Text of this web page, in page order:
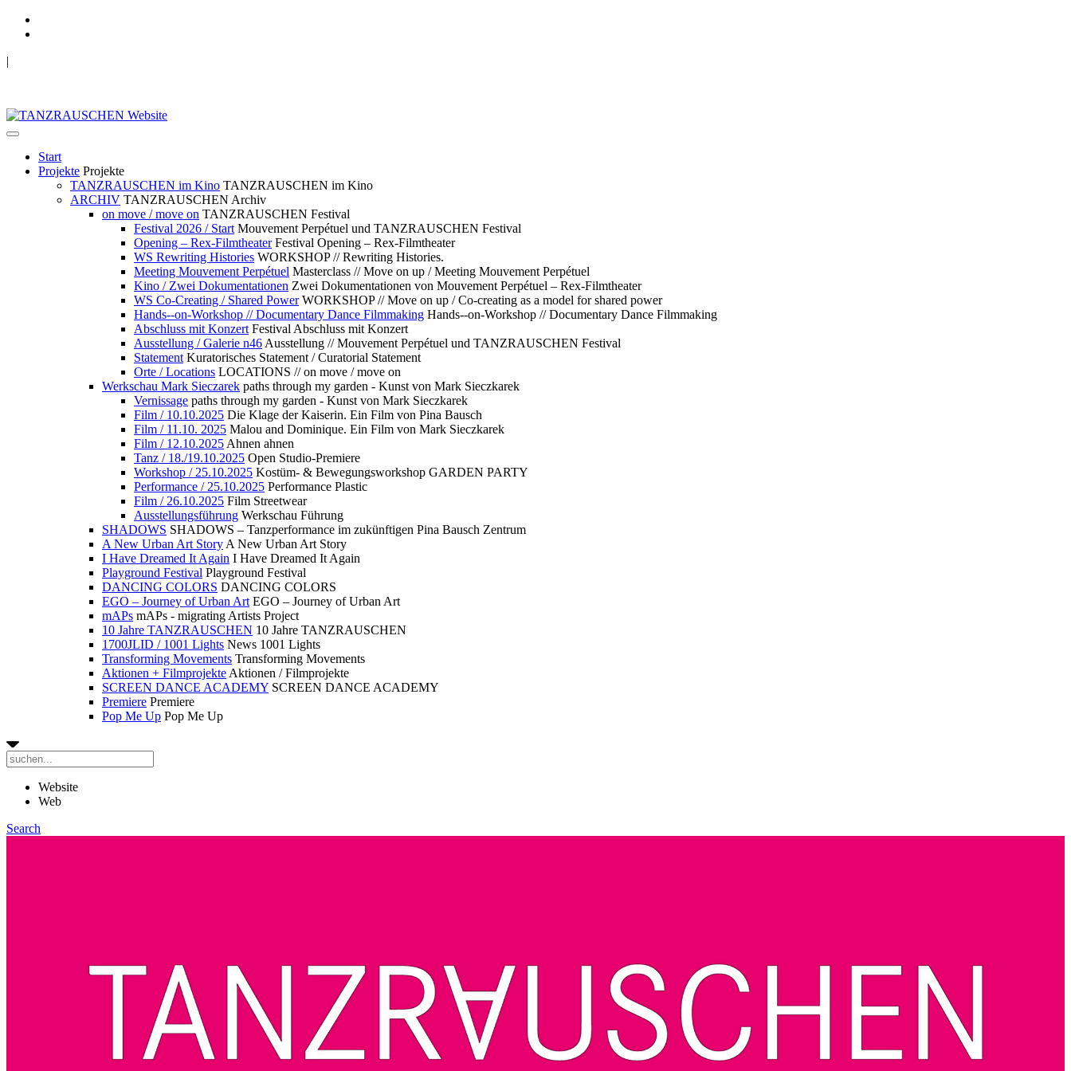
|
Start
Projekte Projekte
TANZRAUSCHEN im Kino TANZRAUSCHEN im Kino
ARCHIV TANZRAUSCHEN Archiv
on move / move on TANZRAUSCHEN Festival
Festival 2026 / Start Mouvement Perpétuel und TANZRAUSCHEN Festival
Opening – Rex-Filmtheater Festival Opening – Rex-Filmtheater
WS Rewriting Histories WORKSHOP // Rewriting Histories.
Meeting Mouvement Perpétuel Masterclass // Move on up / Meeting Mouvement Perpétuel
Kino / Zwei Dokumentationen Zwei Dokumentationen von Mouvement Perpétuel – Rex-Filmtheater
WS Co-Creating / Shared Power WORKSHOP // Move on up / Co-creating as a model for shared power
Hands--on-Workshop // Documentary Dance Filmmaking Hands--on-Workshop // Documentary Dance Filmmaking
Abschluss mit Konzert Festival Abschluss mit Konzert
Ausstellung / Galerie n46 Ausstellung // Mouvement Perpétuel und TANZRAUSCHEN Festival
Statement Kuratorisches Statement / Curatorial Statement
Orte / Locations LOCATIONS // on move / move on
Werkschau Mark Sieczarek paths through my garden - Kunst von Mark Sieczkarek
Vernissage paths through my garden - Kunst von Mark Sieczkarek
Film / 10.10.2025 Die Klage der Kaiserin. Ein Film von Pina Bausch
Film / 11.10. 2025 Malou and Dominique. Ein Film von Mark Sieczkarek
Film / 12.10.2025 Ahnen ahnen
Tanz / 18./19.10.2025 Open Studio-Premiere
Workshop / 25.10.2025 Kostüm- & Bewegungsworkshop GARDEN PARTY
Performance / 25.10.2025 Performance Plastic
Film / 26.10.2025 Film Streetwear
Ausstellungsführung Werkschau Führung
SHADOWS SHADOWS – Tanzperformance im zukünftigen Pina Bausch Zentrum
A New Urban Art Story A New Urban Art Story
I Have Dreamed It Again I Have Dreamed It Again
Playground Festival Playground Festival
DANCING COLORS DANCING COLORS
EGO – Journey of Urban Art EGO – Journey of Urban Art
mAPs mAPs - migrating Artists Project
10 Jahre TANZRAUSCHEN 10 Jahre TANZRAUSCHEN
1700JLID / 1001 Lights News 1001 Lights
Transforming Movements Transforming Movements
Aktionen + Filmprojekte Aktionen / Filmprojekte
SCREEN DANCE ACADEMY SCREEN DANCE ACADEMY
Premiere Premiere
Pop Me Up Pop Me Up
Website
Web
Search